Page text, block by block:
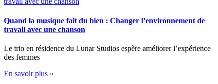
Quand la musique fait du bien : Changer l’environnement de
travail avec une chanson
Le trio en résidence du Lunar Studios espère améliorer l’expérience
des femmes
En savoir plus »